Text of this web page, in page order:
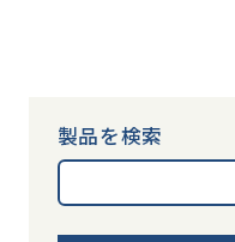
製品を検索